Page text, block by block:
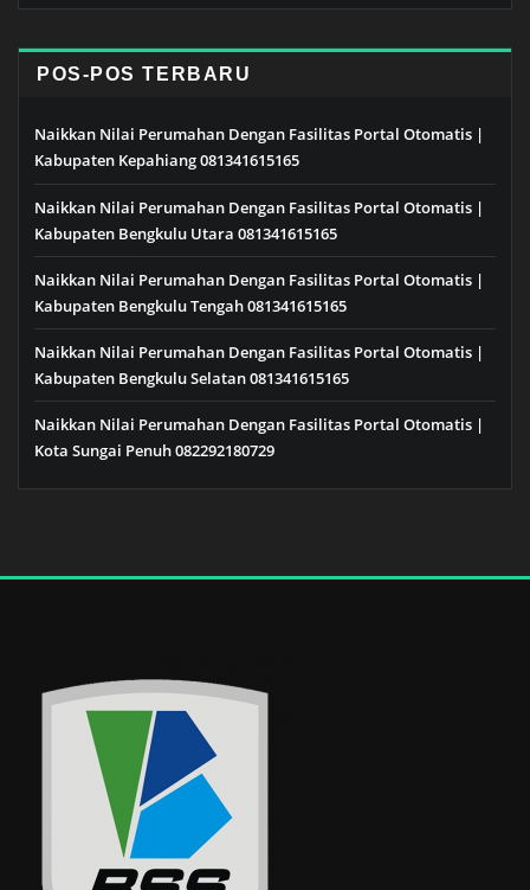
POS-POS TERBARU
Naikkan Nilai Perumahan Dengan Fasilitas Portal Otomatis |
Kabupaten Kepahiang 081341615165
Naikkan Nilai Perumahan Dengan Fasilitas Portal Otomatis |
Kabupaten Bengkulu Utara 081341615165
Naikkan Nilai Perumahan Dengan Fasilitas Portal Otomatis |
Kabupaten Bengkulu Tengah 081341615165
Naikkan Nilai Perumahan Dengan Fasilitas Portal Otomatis |
Kabupaten Bengkulu Selatan 081341615165
Naikkan Nilai Perumahan Dengan Fasilitas Portal Otomatis |
Kota Sungai Penuh 082292180729